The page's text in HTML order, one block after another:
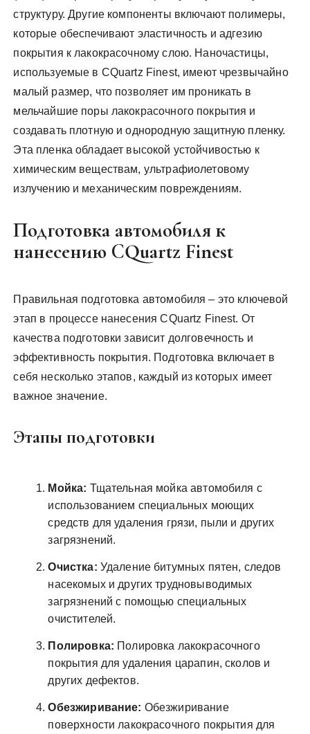
структуру. Другие компоненты включают полимеры,
которые обеспечивают эластичность и адгезию
покрытия к лакокрасочному слою. Наночастицы,
используемые в CQuartz Finest, имеют чрезвычайно
малый размер, что позволяет им проникать в
мельчайшие поры лакокрасочного покрытия и
создавать плотную и однородную защитную пленку.
Эта пленка обладает высокой устойчивостью к
химическим веществам, ультрафиолетовому
излучению и механическим повреждениям.
Подготовка автомобиля к
нанесению CQuartz Finest
Правильная подготовка автомобиля – это ключевой
этап в процессе нанесения CQuartz Finest. От
качества подготовки зависит долговечность и
эффективность покрытия. Подготовка включает в
себя несколько этапов, каждый из которых имеет
важное значение.
Этапы подготовки
Мойка: Тщательная мойка автомобиля с
использованием специальных моющих
средств для удаления грязи, пыли и других
загрязнений.
Очистка: Удаление битумных пятен, следов
насекомых и других трудновыводимых
загрязнений с помощью специальных
очистителей.
Полировка: Полировка лакокрасочного
покрытия для удаления царапин, сколов и
других дефектов.
Обезжиривание: Обезжиривание
поверхности лакокрасочного покрытия для